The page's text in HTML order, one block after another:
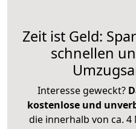
Zeit ist Geld:
schnellen
Interesse geweckt?
kostenlose und
die innerhalb von ca.